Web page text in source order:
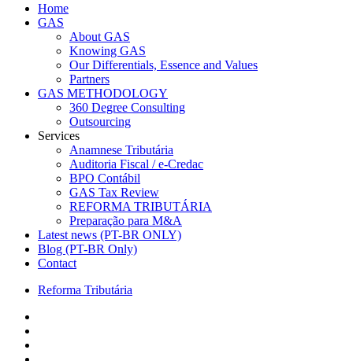
Home
GAS
About GAS
Knowing GAS
Our Differentials, Essence and Values
Partners
GAS METHODOLOGY
360 Degree Consulting
Outsourcing
Services
Anamnese Tributária
Auditoria Fiscal / e-Credac
BPO Contábil
GAS Tax Review
REFORMA TRIBUTÁRIA
Preparação para M&A
Latest news (PT-BR ONLY)
Blog (PT-BR Only)
Contact
Reforma Tributária